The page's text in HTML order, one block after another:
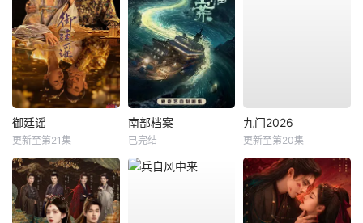
御廷谣
更新至第21集
南部档案
已完结
九门2026
更新至第20集